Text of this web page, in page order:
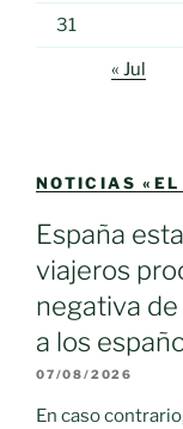
31
« Jul
NOTICIAS «EL
España
viajeros
negativa
a los
07/08/2026
En caso